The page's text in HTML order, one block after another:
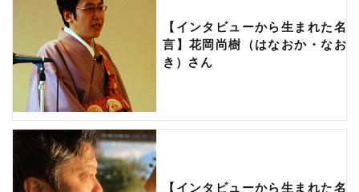
【インタビューから生まれた名
言】花岡尚樹（はなおか・なお
き）さん
【インタビューから生まれた名